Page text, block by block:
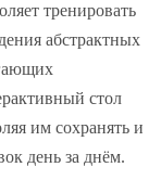
тренировать
абстрактных
стол
им сохранять и
день за днём.